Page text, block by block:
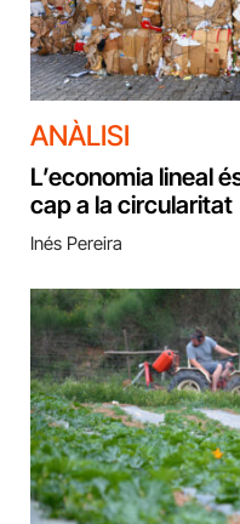
ANÀLISI
L’economia lineal
cap a la circularitat
Inés Pereira